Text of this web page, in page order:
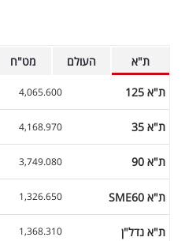
ת"א העולם מט"ח
ת"א 125 4,065.600
ת"א 35 4,168.970
ת"א 90 3,749.080
ת"א SME60 1,326.650
ת"א נדל"ן 1,368.310